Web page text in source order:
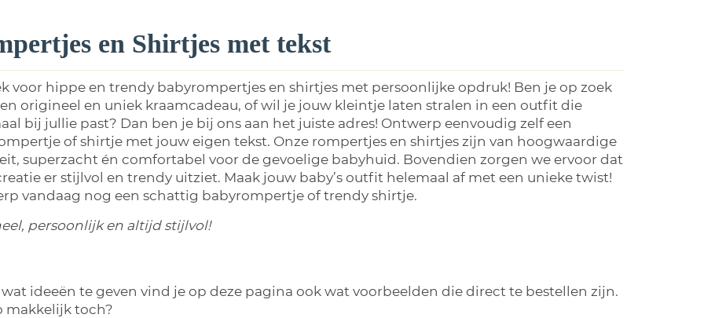
en Shirtjes met tekst
voor hippe en trendy babyrompertjes en shirtjes met persoonlijke opdruk! Ben je op zoek
origineel en uniek kraamcadeau, of wil je jouw kleintje laten stralen in een outfit die
bij jullie past? Dan ben je bij ons aan het juiste adres! Ontwerp eenvoudig zelf een
of shirtje met jouw eigen tekst. Onze rompertjes en shirtjes zijn van hoogwaardige
superzacht én comfortabel voor de gevoelige babyhuid. Bovendien zorgen we ervoor dat
er stijlvol en trendy uitziet. Maak jouw baby’s outfit helemaal af met een unieke twist!
vandaag nog een schattig babyrompertje of trendy shirtje.
persoonlijk en altijd stijlvol!
ideeën te geven vind je op deze pagina ook wat voorbeelden die direct te bestellen zijn.
makkelijk toch?